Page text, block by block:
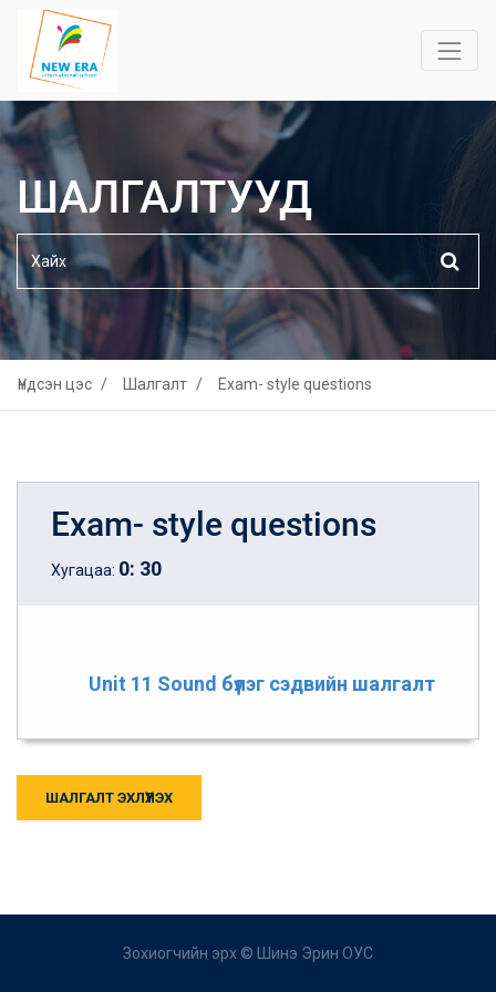
ШАЛГАЛТУУД
Үндсэн цэс Шалгалт Exam- style questions
Exam- style questions
Хугацаа: 0: 30
Unit 11 Sound бүлэг сэдвийн шалгалт
ШАЛГАЛТ ЭХЛҮҮЛЭХ
Зохиогчийн эрх © Шинэ Эрин ОУС